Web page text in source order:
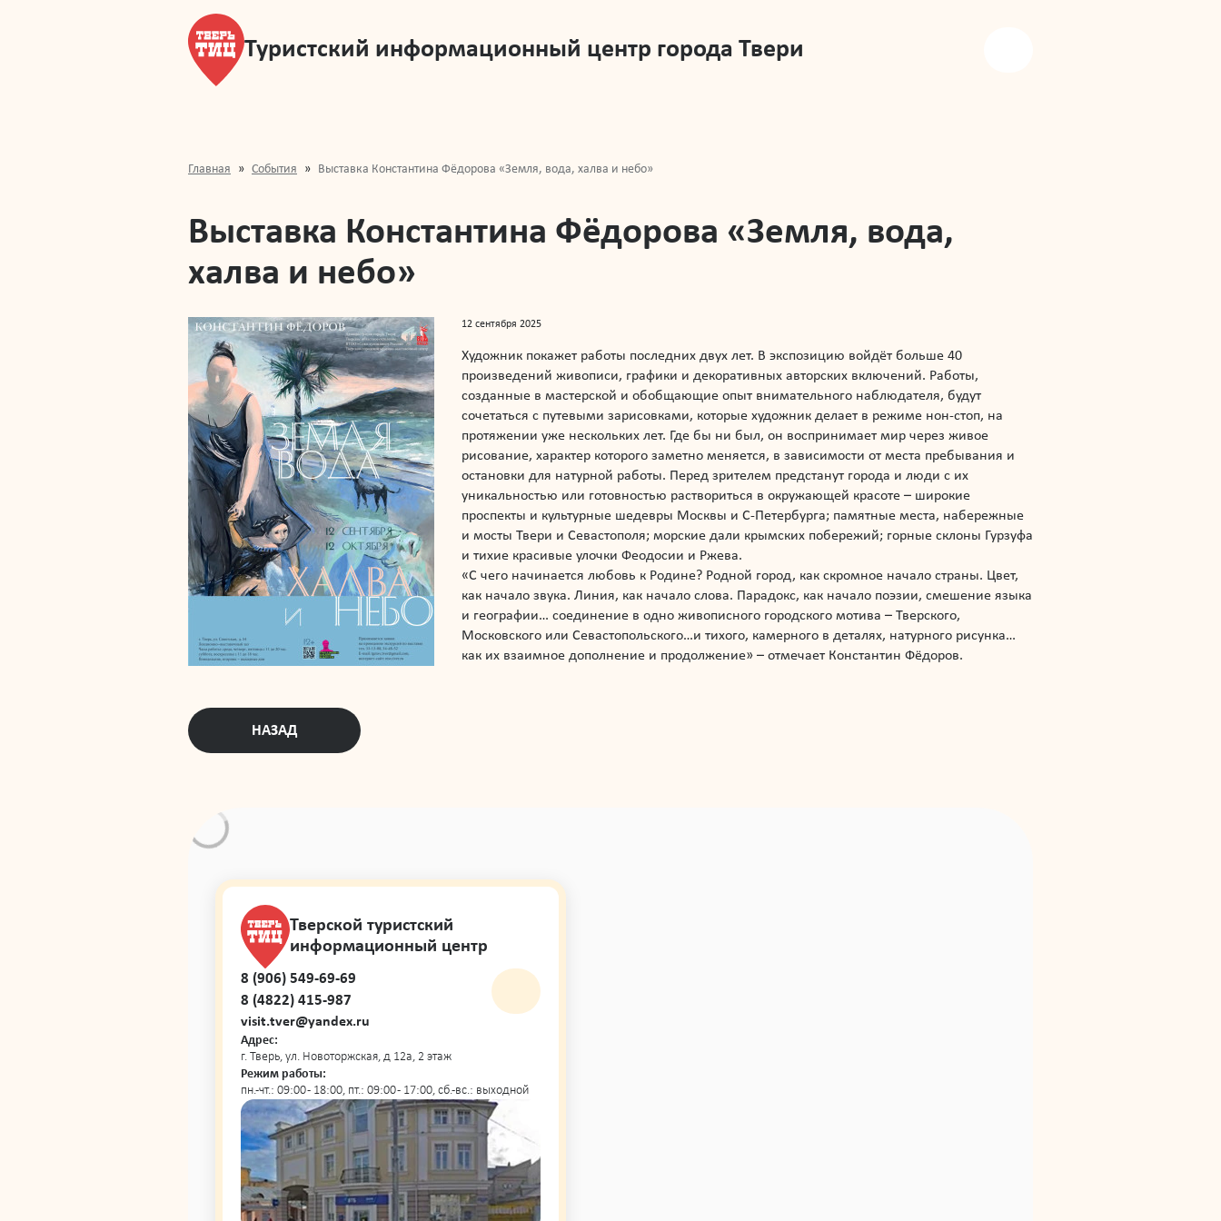
Туристский информационный центр города Твери
Главная События Выставка Константина Фёдорова «Земля, вода, халва и небо»
Выставка Константина Фёдорова «Земля, вода,
халва и небо»
12 сентября 2025
Художник покажет работы последних двух лет. В экспозицию войдёт больше 40
произведений живописи, графики и декоративных авторских включений. Работы,
созданные в мастерской и обобщающие опыт внимательного наблюдателя, будут
сочетаться с путевыми зарисовками, которые художник делает в режиме нон-стоп, на
протяжении уже нескольких лет. Где бы ни был, он воспринимает мир через живое
рисование, характер которого заметно меняется, в зависимости от места пребывания и
остановки для натурной работы. Перед зрителем предстанут города и люди с их
уникальностью или готовностью раствориться в окружающей красоте – широкие
проспекты и культурные шедевры Москвы и С-Петербурга; памятные места, набережные
и мосты Твери и Севастополя; морские дали крымских побережий; горные склоны Гурзуфа
и тихие красивые улочки Феодосии и Ржева.
«С чего начинается любовь к Родине? Родной город, как скромное начало страны. Цвет,
как начало звука. Линия, как начало слова. Парадокс, как начало поэзии, смешение языка
и географии… соединение в одно живописного городского мотива – Тверского,
Московского или Севастопольского…и тихого, камерного в деталях, натурного рисунка…
как их взаимное дополнение и продолжение» – отмечает Константин Фёдоров.
НАЗАД
Тверской туристский
информационный центр
8 (906) 549-69-69
8 (4822) 415-987
visit.tver@yandex.ru
Адрес:
г. Тверь, ул. Новоторжская, д 12а, 2 этаж
Режим работы:
пн.-чт.: 09:00 - 18:00, пт.: 09:00 - 17:00, сб.-вс.: выходной